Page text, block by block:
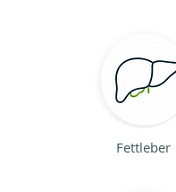
Fettleber